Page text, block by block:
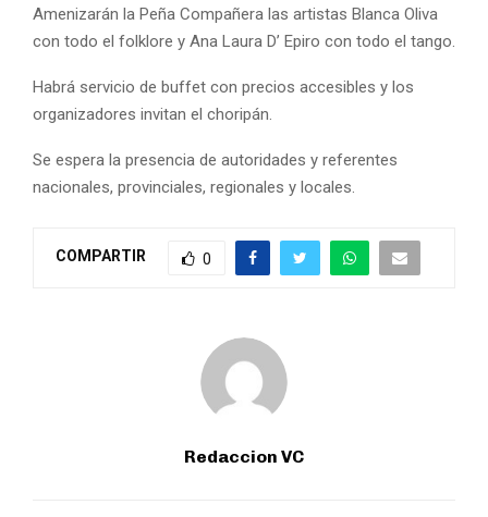
Amenizarán la Peña Compañera las artistas Blanca Oliva
con todo el folklore y Ana Laura D’ Epiro con todo el tango.
Habrá servicio de buffet con precios accesibles y los
organizadores invitan el choripán.
Se espera la presencia de autoridades y referentes
nacionales, provinciales, regionales y locales.
COMPARTIR 0
Redaccion VC